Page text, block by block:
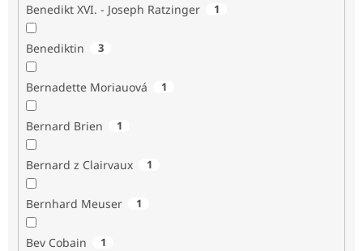
Benedikt XVI. - Joseph Ratzinger 1
Benediktin 3
Bernadette Moriauová 1
Bernard Brien 1
Bernard z Clairvaux 1
Bernhard Meuser 1
Bev Cobain 1